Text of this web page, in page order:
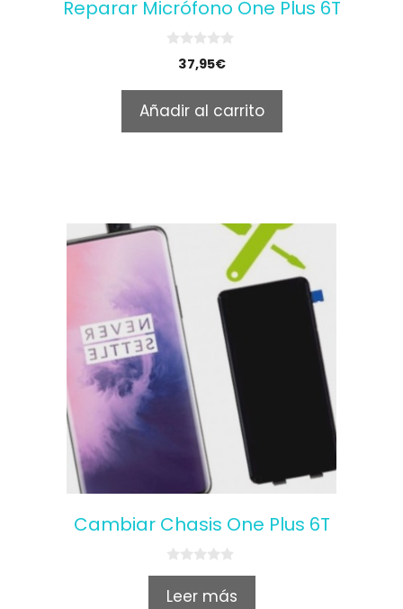
Reparar Micrófono One Plus 6T
o
f
5
37,95€
Añadir al carrito
Cambiar Chasis One Plus 6T
0
u
Leer más